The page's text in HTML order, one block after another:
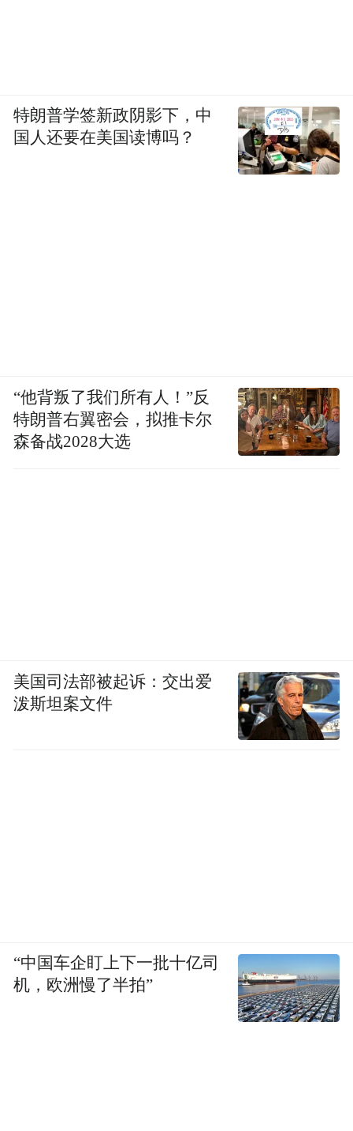
特朗普学签新政阴影下，中
国人还要在美国读博吗？
“他背叛了我们所有人！”反
特朗普右翼密会，拟推卡尔
森备战2028大选
美国司法部被起诉：交出爱
泼斯坦案文件
“中国车企盯上下一批十亿司
机，欧洲慢了半拍”